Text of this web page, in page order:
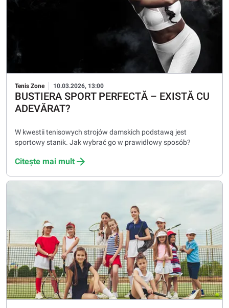
Tenis Zone 10.03.2026, 13:00
BUSTIERA SPORT PERFECTĂ – EXISTĂ CU
ADEVĂRAT?
W kwestii tenisowych strojów damskich podstawą jest
sportowy stanik. Jak wybrać go w prawidłowy sposób?
Citește mai mult